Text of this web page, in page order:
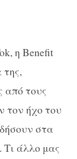
η Benefit
της,
από τους
τον ήχο του
στα
Τι άλλο μας